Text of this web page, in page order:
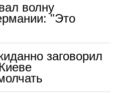
волну
"Это
заговорил